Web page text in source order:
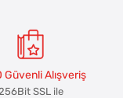
Güvenli Alışveriş
256Bit SSL ile